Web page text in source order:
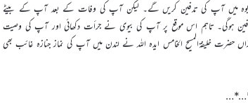
میں آپ کی تدفین کریں گے۔ لیکن آپ کی وفات کے بعد آپ کے بیٹے
ہوگی۔ تاہم اس موقع پر آپ کی بیوی نے جرأت دکھائی اور آپ کی وصیت
حضرت خلیفۃالمسیح الخامس ایدہ اللہ نے لندن میں آپ کی نماز جنازہ غائب بھی